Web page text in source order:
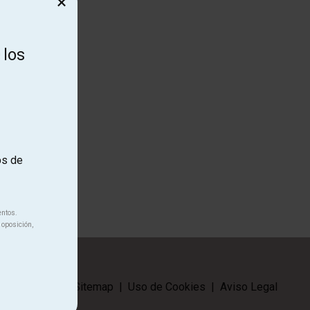
Sitemap | Uso de Cookies | Aviso Legal
de